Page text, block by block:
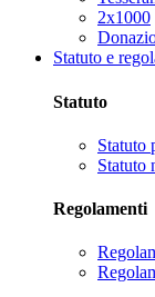
2x1000
Statuto e
Statuto
Statuto
Statuto
Regolamenti